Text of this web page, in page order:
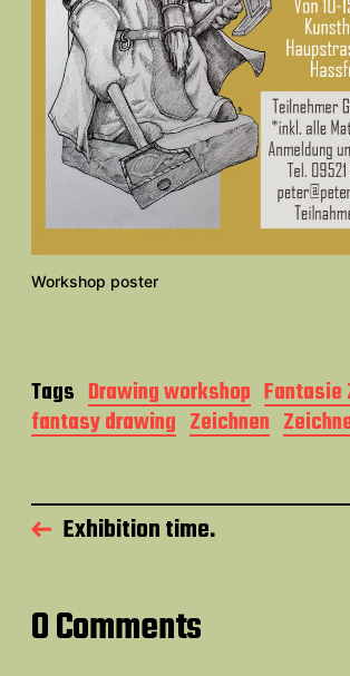
Workshop poster
Tags Drawing workshop Fantasie
fantasy drawing Zeichnen
Exhibition time.
0 Comments